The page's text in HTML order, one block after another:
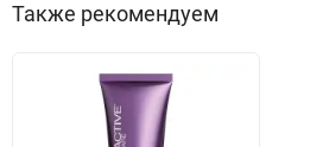
Также рекомендуем